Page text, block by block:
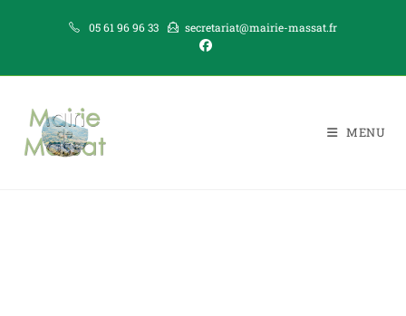
05 61 96 96 33 secretariat@mairie-massat.fr
MENU